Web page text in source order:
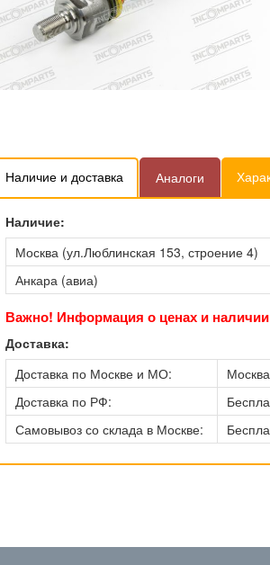
Наличие и доставка Аналоги
Наличие:
Москва (ул.Люблинская 153, строение 4)
Анкара (авиа)
Важно! Информация о ценах и
Доставка:
Доставка по Москве и МО:
Доставка по РФ:
Самовывоз со склада в Москве: